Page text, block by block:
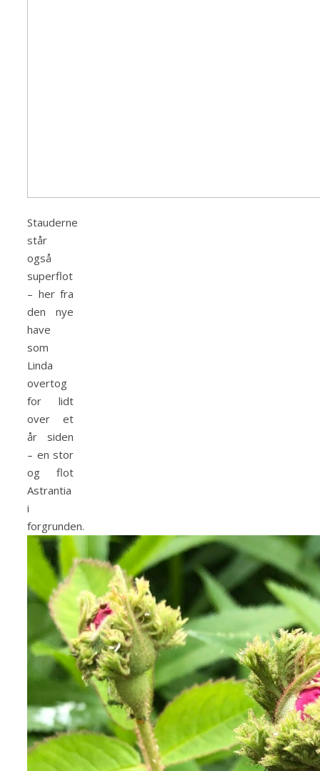
Stauderne
står
også
superflot
– her fra
den nye
have
som
Linda
overtog
for lidt
over et
år siden
– en stor
og flot
Astrantia
i
forgrunden.